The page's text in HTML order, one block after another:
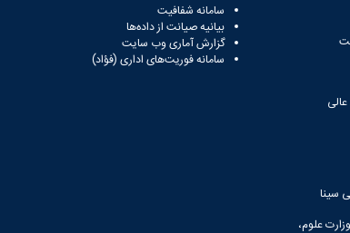
سینا
علوم،
سامانه شفافیت
بیانیه صیانت از داده‌ها
گزارش آماری وب‌ سایت
سامانه فوریت‌های اداری (فؤاد)